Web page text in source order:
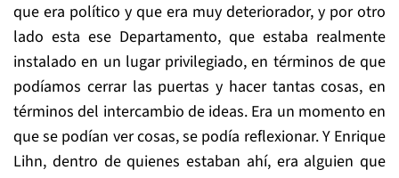
que era político y que era muy deteriorador, y por otro
lado esta ese Departamento, que estaba realmente
instalado en un lugar privilegiado, en términos de que
podíamos cerrar las puertas y hacer tantas cosas, en
términos del intercambio de ideas. Era un momento en
que se podían ver cosas, se podía reflexionar. Y Enrique
Lihn, dentro de quienes estaban ahí, era alguien que